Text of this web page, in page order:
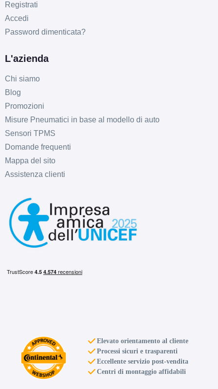
Registrati
Accedi
Password dimenticata?
L'azienda
Chi siamo
Blog
Promozioni
Misure Pneumatici in base al modello di auto
Sensori TPMS
Domande frequenti
Mappa del sito
Assistenza clienti
Elevato orientamento al cliente
Processi sicuri e trasparenti
Eccellente servizio post-vendita
Centri di montaggio affidabili